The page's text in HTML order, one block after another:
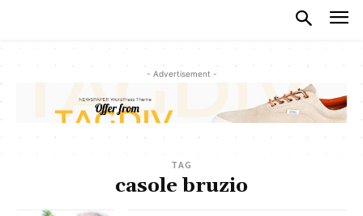
- Advertisement -
TAG
casole bruzio